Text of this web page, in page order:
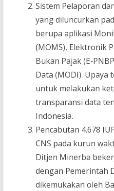
Sistem Pelaporan
yang diluncurkan
berupa aplikasi
(MOMS), Elektronik
Bukan Pajak (E-
Data (MODI).
untuk melakukan
transparansi data
Indonesia.
Pencabutan 4.678
CNS pada kurun
Ditjen Minerba
dengan Pemerintah
dikemukakan oleh